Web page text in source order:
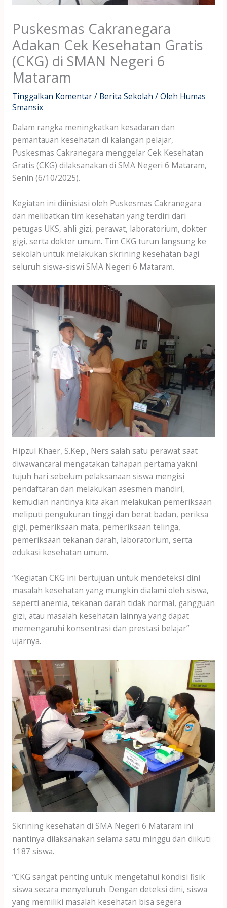
Puskesmas Cakranegara
Adakan Cek Kesehatan Gratis
(CKG) di SMAN Negeri 6
Mataram
Tinggalkan Komentar/ Berita Sekolah / Oleh Humas
Smansix
Dalam rangka meningkatkan kesadaran dan
pemantauan kesehatan di kalangan pelajar,
Puskesmas Cakranegara menggelar Cek Kesehatan
Gratis (CKG) dilaksanakan di SMA Negeri 6 Mataram,
Senin (6/10/2025).
Kegiatan ini diinisiasi oleh Puskesmas Cakranegara
dan melibatkan tim kesehatan yang terdiri dari
petugas UKS, ahli gizi, perawat, laboratorium, dokter
gigi, serta dokter umum. Tim CKG turun langsung ke
sekolah untuk melakukan skrining kesehatan bagi
seluruh siswa-siswi SMA Negeri 6 Mataram.
Hipzul Khaer, S.Kep., Ners salah satu perawat saat
diwawancarai mengatakan tahapan pertama yakni
tujuh hari sebelum pelaksanaan siswa mengisi
pendaftaran dan melakukan asesmen mandiri,
kemudian nantinya kita akan melakukan pemeriksaan
meliputi pengukuran tinggi dan berat badan, periksa
gigi, pemeriksaan mata, pemeriksaan telinga,
pemeriksaan tekanan darah, laboratorium, serta
edukasi kesehatan umum.
“Kegiatan CKG ini bertujuan untuk mendeteksi dini
masalah kesehatan yang mungkin dialami oleh siswa,
seperti anemia, tekanan darah tidak normal, gangguan
gizi, atau masalah kesehatan lainnya yang dapat
memengaruhi konsentrasi dan prestasi belajar”
ujarnya.
Skrining kesehatan di SMA Negeri 6 Mataram ini
nantinya dilaksanakan selama satu minggu dan diikuti
1187 siswa.
“CKG sangat penting untuk mengetahui kondisi fisik
siswa secara menyeluruh. Dengan deteksi dini, siswa
yang memiliki masalah kesehatan bisa segera